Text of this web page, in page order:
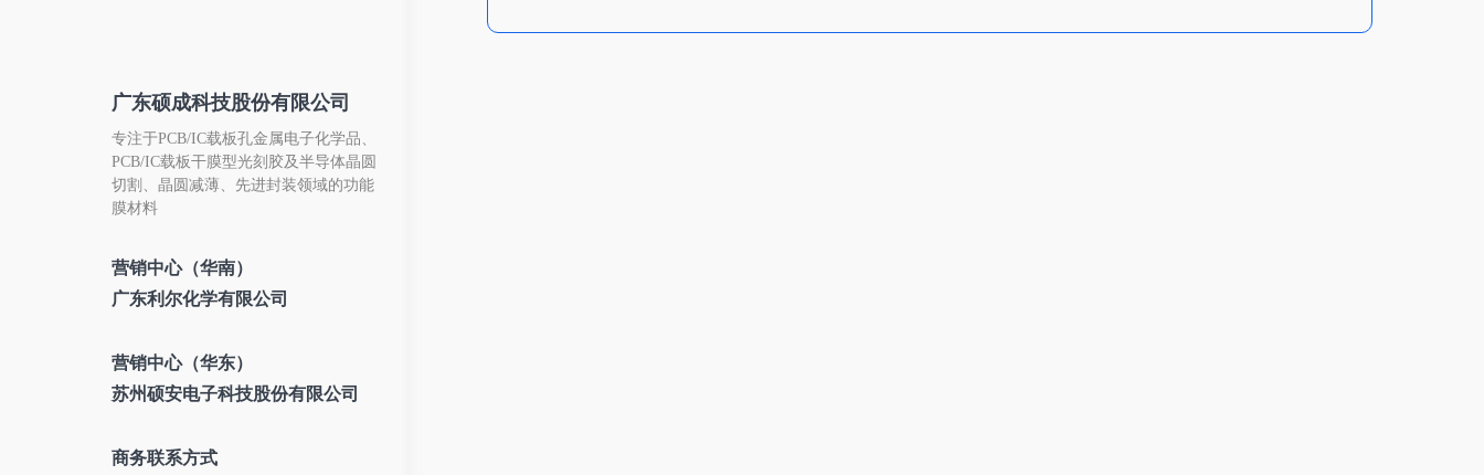
广东硕成科技股份有限公司
专注于PCB/IC载板孔金属电子化学品、
PCB/IC载板干膜型光刻胶及半导体晶圆
切割、晶圆减薄、先进封装领域的功能
膜材料
营销中心（华南）
广东利尔化学有限公司
营销中心（华东）
苏州硕安电子科技股份有限公司
商务联系方式